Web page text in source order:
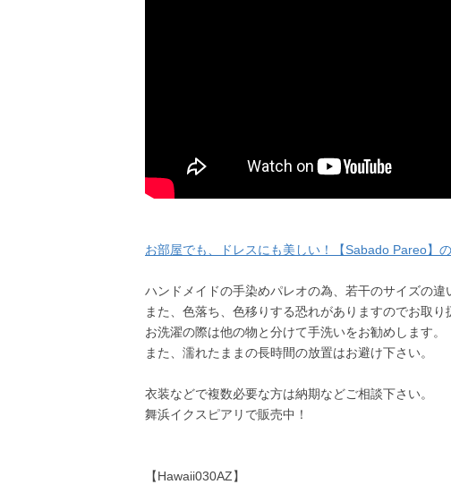
お部屋でも、ドレスにも美しい！【Sabado Pareo】
ハンドメイドの手染めパレオの為、若干のサイズの
また、色落ち、色移りする恐れがありますのでお取り
お洗濯の際は他の物と分けて手洗いをお勧めします。
また、濡れたままの長時間の放置はお避け下さい。
衣装などで複数必要な方は納期などご相談下さい。
舞浜イクスピアリで販売中！
【Hawaii030AZ】